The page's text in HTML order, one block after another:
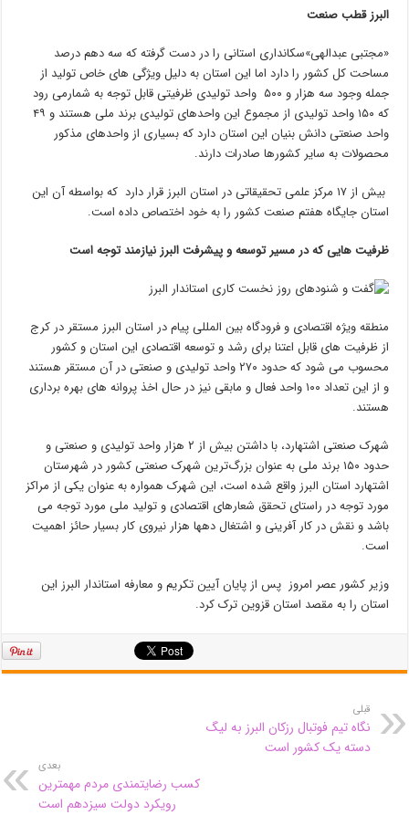
البرز قطب صنعت
«مجتبی عبدالهی»سکانداری استانی را در دست گرفته که سه دهم درصد
مساحت کل کشور را دارد اما این استان به دلیل ویژگی های خاص تولید از
جمله وجود سه هزار و ۵۰۰ واحد تولیدی ظرفیتی قابل توجه به شمارمی رود
که ۱۵۰ واحد تولیدی از مجموع این واحدهای تولیدی برند ملی هستند و ۴۹
واحد صنعتی دانش بنیان این استان دارد که بسیاری از واحدهای مذکور
محصولات به سایر کشورها صادرات دارند.
بیش از ۱۷ مرکز علمی تحقیقاتی در استان البرز قرار دارد که بواسطه آن این
استان جایگاه هفتم صنعت کشور را به خود اختصاص داده است.
ظرفیت هایی که در مسیر توسعه و پیشرفت البرز نیازمند توجه است
منطقه ویژه اقتصادی و فرودگاه بین المللی پیام در استان البرز مستقر در کرج
از ظرفیت های قابل اعتنا برای رشد و توسعه اقتصادی این استان و کشور
محسوب می شود که حدود ۲۷۰ واحد تولیدی و صنعتی در آن مستقر هستند
و از این تعداد ۱۰۰ واحد فعال و مابقی نیز در حال اخذ پروانه های بهره برداری
هستند.
شهرک صنعتی اشتهارد، با داشتن بیش از ۲ هزار واحد تولیدی و صنعتی و
حدود ۱۵۰ برند ملی به عنوان بزرگ‌ترین شهرک صنعتی کشور در شهرستان
اشتهارد استان البرز واقع شده است، این شهرک همواره به عنوان یکی از مراکز
مورد توجه در راستای تحقق شعارهای اقتصادی و تولید ملی مورد توجه می
باشد و نقش در کار آفرینی و اشتغال دهها هزار نیروی کار بسیار حائز اهمیت
است.
وزیر کشور عصر امروز پس از پایان آیین تکریم و معارفه استاندار البرز این
استان را به مقصد استان قزوین ترک کرد.
قبلی
نگاه تیم فوتبال رزکان البرز به لیگ
دسته یک کشور است
بعدی
کسب رضایتمندی مردم مهمترین
رویکرد دولت سیزدهم است